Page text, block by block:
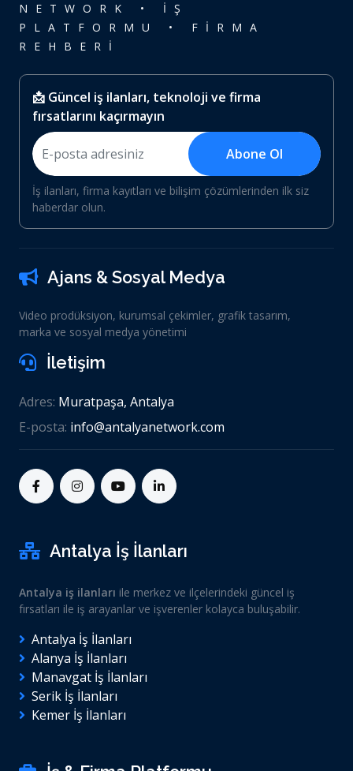
NETWORK • İŞ
PLATFORMU • FİRMA
REHBERİ
📩 Güncel iş ilanları, teknoloji ve firma
fırsatlarını kaçırmayın
Abone Ol
İş ilanları, firma kayıtları ve bilişim çözümlerinden ilk siz
haberdar olun.
Ajans & Sosyal Medya
Video prodüksiyon, kurumsal çekimler, grafik tasarım,
marka ve sosyal medya yönetimi
İletişim
Adres: Muratpaşa, Antalya
E-posta: info@antalyanetwork.com
Antalya İş İlanları
Antalya iş ilanları ile merkez ve ilçelerindeki güncel iş
fırsatları ile iş arayanlar ve işverenler kolayca buluşabilir.
Antalya İş İlanları
Alanya İş İlanları
Manavgat İş İlanları
Serik İş İlanları
Kemer İş İlanları